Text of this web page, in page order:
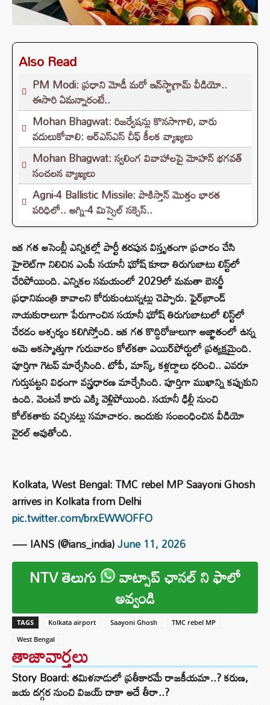
Also Read
PM Modi: ప్రధాని మోడీ మరో ఇన్‌స్టాగ్రామ్ వీడియో..
ఈసారి ఏమన్నారంటే..
Mohan Bhagwat: రిజర్వేషన్లు కొనసాగాలి, వారు
వదులుకోవాలి: ఆర్ఎస్ఎస్ చీఫ్ కీలక వ్యాఖ్యలు
Mohan Bhagwat: స్వలింగ వివాహాలపై మోహన్ భగవత్
సంచలన వ్యాఖ్యలు
Agni-4 Ballistic Missile: పాకిస్తాన్ మొత్తం భారత
పరిధిలో.. అగ్ని-4 మిస్సైల్ సక్సెస్..
ఇక గత అసెంబ్లీ ఎన్నికల్లో పార్టీ తరపున విస్తృతంగా ప్రచారం చేసి
హైలెట్‌గా నిలిచిన ఎంపీ సయానీ ఘోష్ కూడా తిరుగుబాటు లిస్ట్‌లో
చేరిపోయింది. ఎన్నికల సమయంలో 2029లో మమతా బెనర్జీ
ప్రధానిమంత్రి కావాలని కోరుకుంటున్నట్లు చెప్పారు. ఫైర్‌బ్రాండ్
నాయకురాలుగా పేరుగాంచిన సయానీ ఘోష్ తిరుగుబాటులో లిస్ట్‌‌లో
చేరడం ఆశ్చర్యం కలిగిస్తోంది. ఇక గత కొద్దిరోజులుగా అజ్ఞాతంలో ఉన్న
ఆమె అకస్మాత్తుగా గురువారం కోల్‌కతా ఎయిర్‌పోర్టులో ప్రత్యక్షమైంది.
పూర్తిగా గెటప్ మార్చేసింది. టోపీ, మాస్క్, కళ్లద్దాలు ధరించి.. ఎవరూ
గుర్తుపట్టని విధంగా వస్త్రధారణ మార్చేసింది. పూర్తిగా ముఖాన్ని కప్పుకుని
ఉంది. వెంటనే కారు ఎక్కి వెళ్లిపోయింది. సయానీ ఢిల్లీ నుంచి
కోల్‌కతాకు వచ్చినట్లు సమాచారం. ఇందుకు సంబంధించిన వీడియో
వైరల్ అవుతోంది.
Kolkata, West Bengal: TMC rebel MP Saayoni Ghosh
arrives in Kolkata from Delhi
pic.twitter.com/brxEWWOFFO
— IANS (@ians_india)June 11, 2026
NTV తెలుగు వాట్సాప్ ఛానల్ ని ఫాలో
అవ్వండి
TAGS Kolkata airport Saayoni Ghosh
TMC rebel MP
West Bengal
తాజావార్తలు
Story Board: తమిళనాడులో ప్రతీకారమే రాజకీయమా..? కరుణ,
జయ దగ్గర నుంచి విజయ్ దాకా అదే తీరా..?